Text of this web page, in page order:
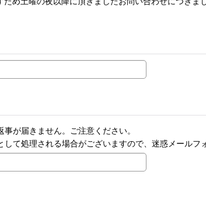
が届きません。ご注意ください。
て処理される場合がございますので、迷惑メールフ